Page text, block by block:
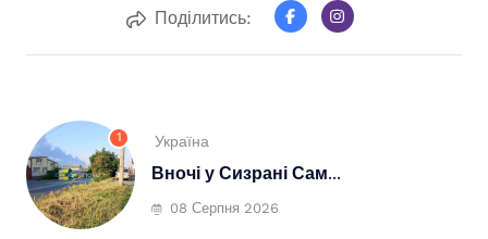
Поділитись:
1 Україна
Вночі у Сизрані Сам...
08 Серпня 2026